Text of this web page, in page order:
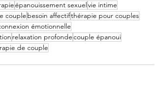
épanouissement sexuel vie intime
couple besoin affectifthérapie pour couples
émotionnelle
relaxation profondecouple épanoui
de couple